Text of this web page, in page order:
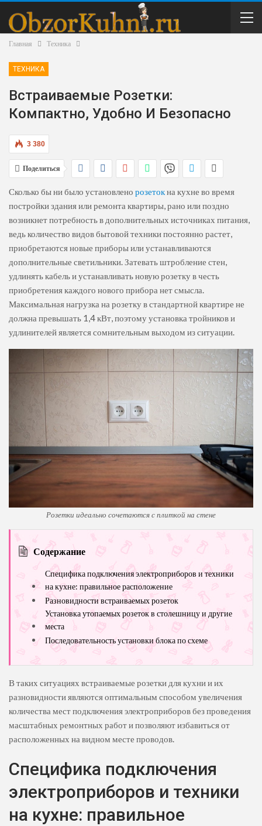
Главная Техника
ТЕХНИКА
Встраиваемые Розетки:
Компактно, Удобно И Безопасно
3 380
Поделиться
Сколько бы ни было установлено розетокна кухне во время
постройки здания или ремонта квартиры, рано или поздно
возникнет потребность в дополнительных источниках питания,
ведь количество видов бытовой техники постоянно растет,
приобретаются новые приборы или устанавливаются
дополнительные светильники. Затевать штробление стен,
удлинять кабель и устанавливать новую розетку в честь
приобретения каждого нового прибора нет смысла.
Максимальная нагрузка на розетку в стандартной квартире не
должна превышать 1,4 кВт, поэтому установка тройников и
удлинителей является сомнительным выходом из ситуации.
Розетки идеально сочетаются с плиткой на стене
Содержание
Специфика подключения электроприборов и техники
на кухне: правильное расположение
Разновидности встраиваемых розеток
Установка утопаемых розеток в столешницу и другие
места
Последовательность установки блока по схеме
В таких ситуациях встраиваемые розетки для кухни и их
разновидности являются оптимальным способом увеличения
количества мест подключения электроприборов без проведения
масштабных ремонтных работ и позволяют избавиться от
расположенных на видном месте проводов.
Специфика подключения
электроприборов и техники
на кухне: правильное